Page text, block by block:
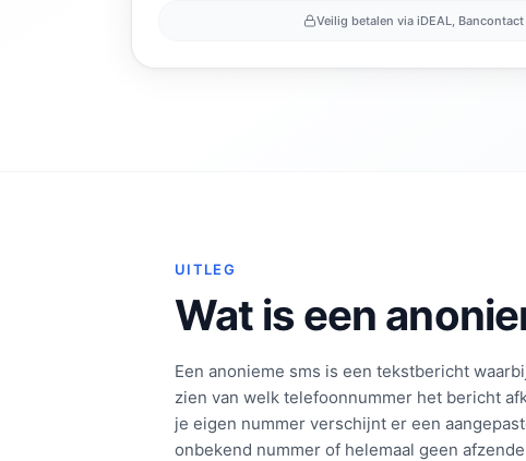
Veilig betalen via iDEAL,
UITLEG
Wat is een
Een anonieme sms is een tekstbericht
zien van welk telefoonnummer het bericht
je eigen nummer verschijnt er een
onbekend nummer of helemaal geen